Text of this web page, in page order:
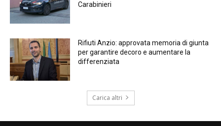
Carabinieri
Rifiuti Anzio: approvata memoria di giunta
per garantire decoro e aumentare la
differenziata
Carica altri